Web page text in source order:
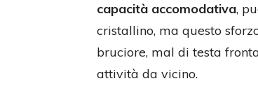
capacità accomodativa,
cristallino, ma questo
bruciore, mal di testa
attività da vicino.